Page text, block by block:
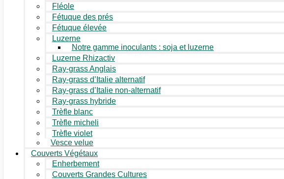
Fléole
Fétuque des prés
Fétuque élevée
Luzerne
Notre gamme inoculants : soja et luzerne
Luzerne Rhizactiv
Ray-grass Anglais
Ray-grass d’Italie alternatif
Ray-grass d’Italie non-alternatif
Ray-grass hybride
Trèfle blanc
Trèfle micheli
Trèfle violet
Vesce velue
Couverts Végétaux
Enherbement
Couverts Grandes Cultures